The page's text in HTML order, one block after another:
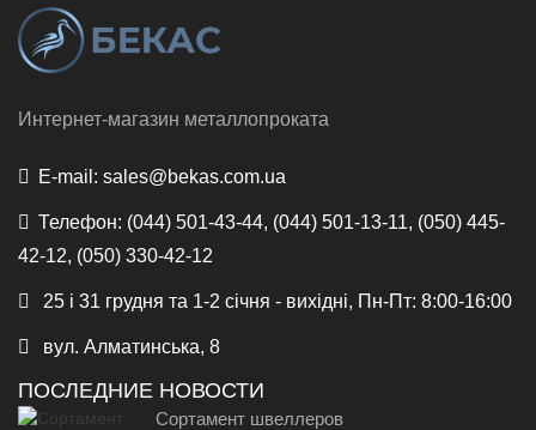
Интернет-магазин металлопроката
E-mail: sales@bekas.com.ua
Телефон: (044) 501-43-44, (044) 501-13-11, (050) 445-
42-12, (050) 330-42-12
25 і 31 грудня та 1-2 січня - вихідні, Пн-Пт: 8:00-16:00
вул. Алматинська, 8
ПОСЛЕДНИЕ НОВОСТИ
Сортамент швеллеров